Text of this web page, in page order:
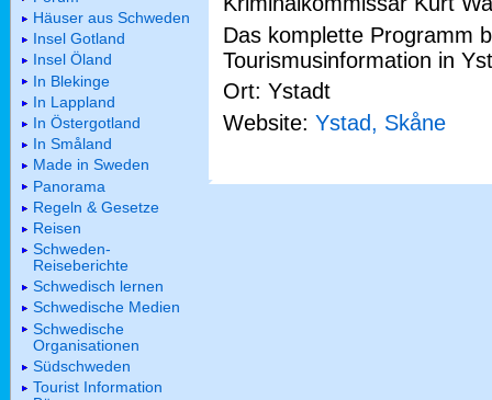
Das komplette Programm
Tourismusinformation in
Ort: Ystadt
Website: Ystad, Skåne
Häuser aus Schweden
Insel Gotland
Insel Öland
In Blekinge
In Lappland
In Östergotland
In Småland
Made in Sweden
Panorama
Regeln & Gesetze
Reisen
Schweden-
Reiseberichte
Schwedisch lernen
Schwedische Medien
Schwedische
Organisationen
Südschweden
Tourist Information